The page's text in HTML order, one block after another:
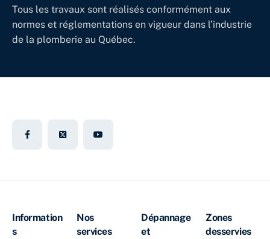
Tous les travaux sont réalisés conformément aux
normes et réglementations en vigueur dans l’industrie
de la plomberie au Québec.
Information
s
Nos
services
Dépannage
et
Zones
desservies